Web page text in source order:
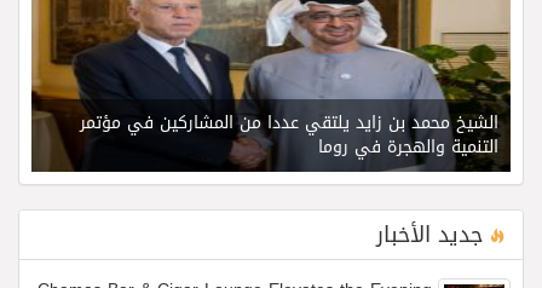
الشيخ محمد بن زايد يلتقي عددا من المشاركين في مؤتمر
التنمية والهجرة في روما
جديد الأخبار